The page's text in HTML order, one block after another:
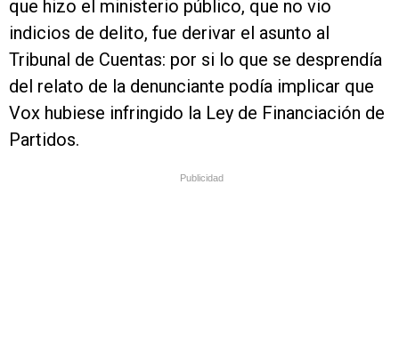
que hizo el ministerio público, que no vio
indicios de delito, fue derivar el asunto al
Tribunal de Cuentas: por si lo que se desprendía
del relato de la denunciante podía implicar que
Vox hubiese infringido la Ley de Financiación de
Partidos.
Publicidad